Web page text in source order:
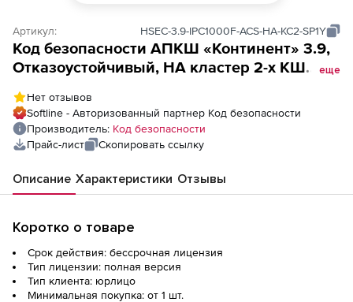
Артикул: HSEC-3.9-IPC1000F-ACS-HA-KC2-SP1Y
Код безопасности АПКШ «Континент» 3.9,
Отказоустойчивый, HA кластер 2-х КШ
IPC1000F
еще
Нет отзывов
Softline - Авторизованный партнер Код безопасности
Производитель: Код безопасности
Прайс-лист
Скопировать ссылку
Описание Характеристики Отзывы
Коротко о товаре
Срок действия: бессрочная лицензия
Тип лицензии: полная версия
Тип клиента: юрлицо
Минимальная покупка: от 1 шт.